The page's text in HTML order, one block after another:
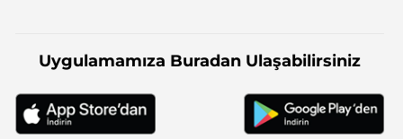
Uygulamamıza Buradan Ulaşabilirsiniz